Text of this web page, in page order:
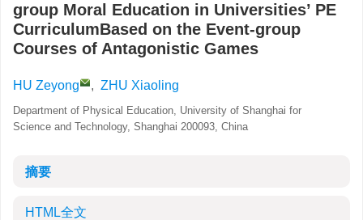
group Moral Education in Universities’ PE
CurriculumBased on the Event-group
Courses of Antagonistic Games
HU Zeyong , ZHU Xiaoling
Department of Physical Education, University of Shanghai for
Science and Technology, Shanghai 200093, China
摘要
HTML全文